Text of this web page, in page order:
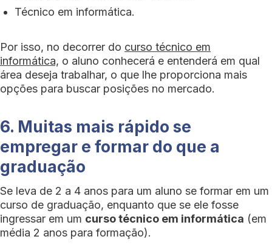
Técnico em informática.
Por isso, no decorrer do curso técnico em
informática, o aluno conhecerá e entenderá em qual
área deseja trabalhar, o que lhe proporciona mais
opções para buscar posições no mercado.
6. Muitas mais rápido se
empregar e formar do que a
graduação
Se leva de 2 a 4 anos para um aluno se formar em um
curso de graduação, enquanto que se ele fosse
ingressar em um curso técnico em informática (em
média 2 anos para formação).